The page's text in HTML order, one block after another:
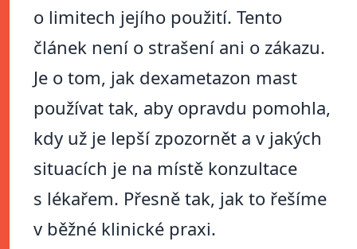
o limitech jejího použití. Tento
článek není o strašení ani o zákazu.
Je o tom, jak dexametazon mast
používat tak, aby opravdu pomohla,
kdy už je lepší zpozornět a v jakých
situacích je na místě konzultace
s lékařem. Přesně tak, jak to řešíme
v běžné klinické praxi.